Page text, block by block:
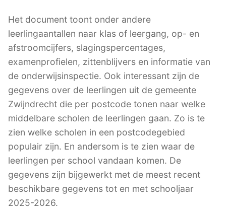
Het document toont onder andere
leerlingaantallen naar klas of leergang, op- en
afstroomcijfers, slagingspercentages,
examenprofielen, zittenblijvers en informatie van
de onderwijsinspectie. Ook interessant zijn de
gegevens over de leerlingen uit de gemeente
Zwijndrecht die per postcode tonen naar welke
middelbare scholen de leerlingen gaan. Zo is te
zien welke scholen in een postcodegebied
populair zijn. En andersom is te zien waar de
leerlingen per school vandaan komen. De
gegevens zijn bijgewerkt met de meest recent
beschikbare gegevens tot en met schooljaar
2025-2026.